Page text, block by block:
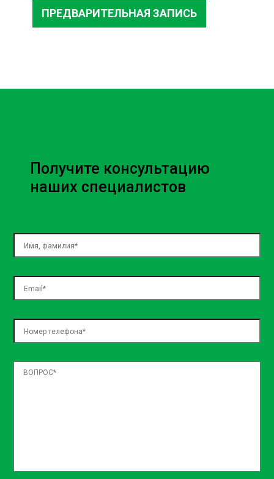
ПРЕДВАРИТЕЛЬНАЯ ЗАПИСЬ
Получите консультацию
наших специалистов